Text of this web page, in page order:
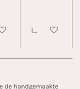
In
de handgemaakte